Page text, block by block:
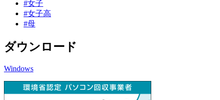
#女子
#女子高
#母
ダウンロード
Windows